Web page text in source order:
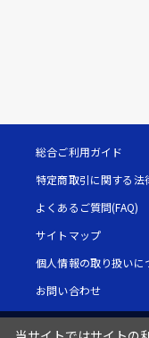
総合ご利用ガイド
特定商取引に関する法
よくあるご質問(FAQ)
サイトマップ
個人情報の取り扱いに
お問い合わせ